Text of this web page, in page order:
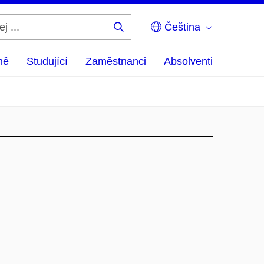
Čeština
Studující Zaměstnanci Absolventi